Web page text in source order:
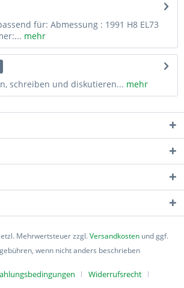
für: Abmessung : 1991 H8 EL73
mehr
schreiben und diskutieren... mehr
Mehrwertsteuer zzgl.Versandkosten und ggf.
wenn nicht anders beschrieben
Widerrufsrecht